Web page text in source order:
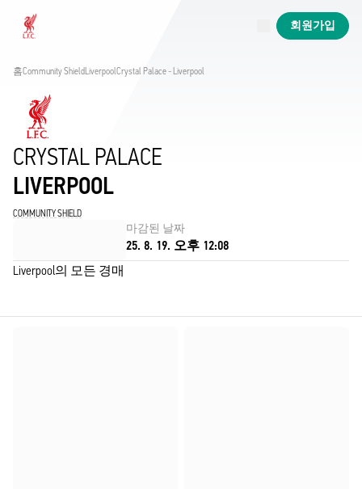
Now live
회원가입
홈Community ShieldLiverpoolCrystal Palace - Liverpool
CRYSTAL PALACE
LIVERPOOL
COMMUNITY SHIELD
마감된 날짜
25. 8. 19. 오후 12:08
Liverpool의 모든 경매